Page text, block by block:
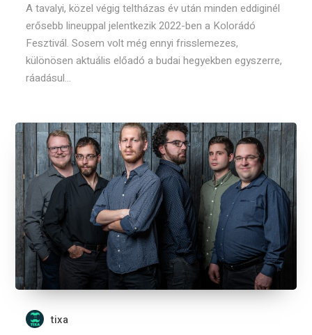
A tavalyi, közel végig teltházas év után minden eddiginél
erősebb lineuppal jelentkezik 2022-ben a Kolorádó
Fesztivál. Sosem volt még ennyi frisslemezes,
különösen aktuális előadó a budai hegyekben egyszerre,
ráadásul...
tixa